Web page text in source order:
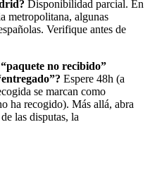
Disponibilidad parcial. En
metropolitana, algunas
Verifique antes de
no recibido”
Espere 48h (a
se marcan como
ha recogido). Más allá, abra
las disputas, la